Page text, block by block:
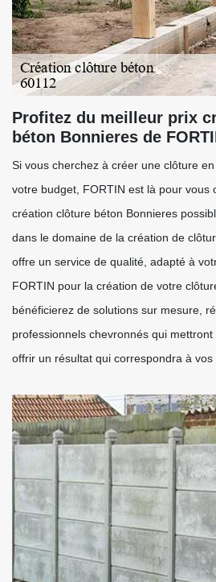
Profitez du meilleur prix
béton Bonnieres de
Si vous cherchez à créer une clôture
votre budget, FORTIN est là pour vous
création clôture béton Bonnieres
dans le domaine de la création de
offre un service de qualité, adapté à
FORTIN pour la création de votre
bénéficierez de solutions sur mesure,
professionnels chevronnés qui
offrir un résultat qui correspondra à vos